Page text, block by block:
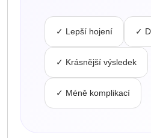
✓ Lepší hojení ✓
✓ Krásnější výsledek
✓ Méně komplikací